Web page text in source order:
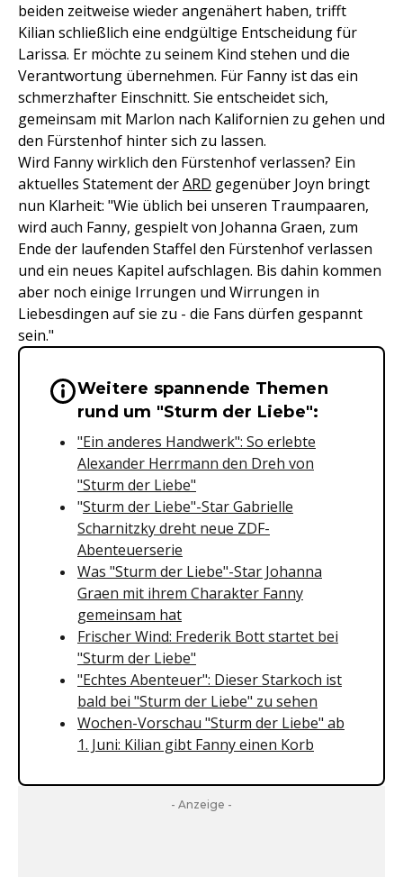
beiden zeitweise wieder angenähert haben, trifft
Kilian schließlich eine endgültige Entscheidung für
Larissa. Er möchte zu seinem Kind stehen und die
Verantwortung übernehmen. Für Fanny ist das ein
schmerzhafter Einschnitt. Sie entscheidet sich,
gemeinsam mit Marlon nach Kalifornien zu gehen und
den Fürstenhof hinter sich zu lassen.
Wird Fanny wirklich den Fürstenhof verlassen? Ein
aktuelles Statement derARD gegenüber Joyn bringt
nun Klarheit: "Wie üblich bei unseren Traumpaaren,
wird auch Fanny, gespielt von Johanna Graen, zum
Ende der laufenden Staffel den Fürstenhof verlassen
und ein neues Kapitel aufschlagen. Bis dahin kommen
aber noch einige Irrungen und Wirrungen in
Liebesdingen auf sie zu - die Fans dürfen gespannt
sein."
Wichtige Hinweise &
Weitere spannende Themen
rund um "Sturm der Liebe":
"Ein anderes Handwerk": So erlebte
Alexander Herrmann den Dreh von
"Sturm der Liebe"
"Sturm der Liebe"-Star Gabrielle
Scharnitzky dreht neue ZDF-
Abenteuerserie
Was "Sturm der Liebe"-Star Johanna
Graen mit ihrem Charakter Fanny
gemeinsam hat
Frischer Wind: Frederik Bott startet bei
"Sturm der Liebe"
"Echtes Abenteuer": Dieser Starkoch ist
bald bei "Sturm der Liebe" zu sehen
Wochen-Vorschau "Sturm der Liebe" ab
1. Juni: Kilian gibt Fanny einen Korb
- Anzeige -